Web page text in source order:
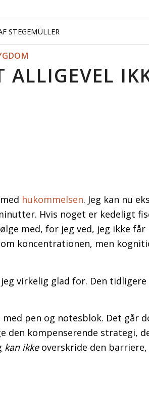
STEGEMÜLLER
ALLIGEVEL
hukommelsen. Jeg kan nu
Hvis noget er kedeligt
med, for jeg ved, jeg ikke får
koncentrationen, men
virkelig glad for. Den
pen og notesblok. Det går
den kompenserende strategi,
kan ikkeoverskride den